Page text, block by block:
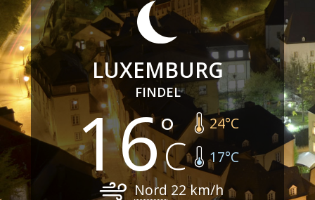
LUXEMBURG
FINDEL
16 24°C
17°C
Nord 22km/h